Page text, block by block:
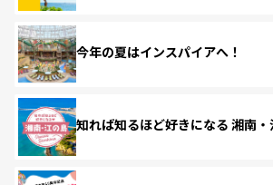
今年の夏はインスパイアへ！
知れば知るほど好きになる 湘南